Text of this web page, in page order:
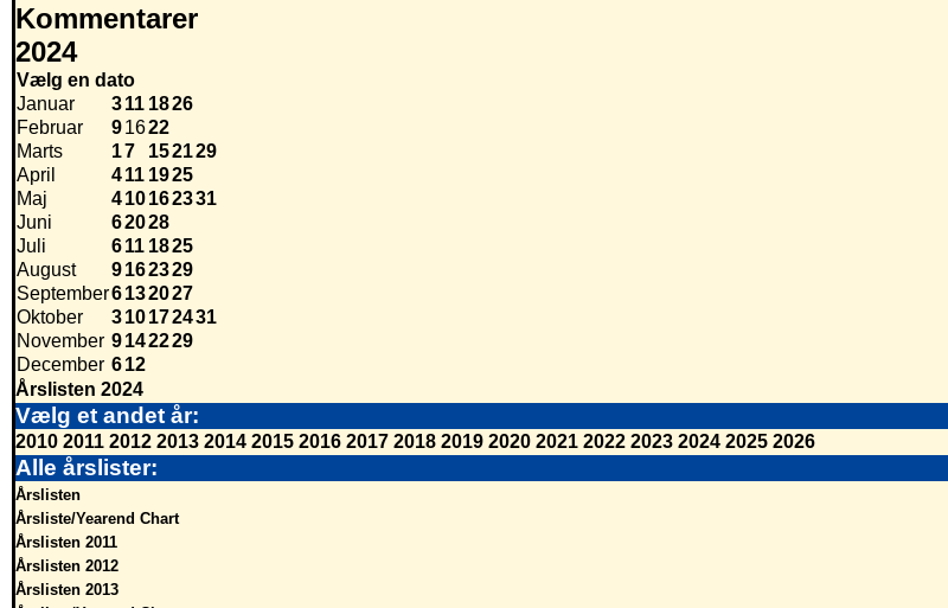
Kommentarer
2024
Vælg en dato
Januar
311 1826
Februar
91622
Marts
17 152129
April
411 1925
Maj
410162331
Juni
62028
Juli
611 1825
August
9162329
September6132027
Oktober
310172431
November 9142229
December 612
Årslisten 2024
Vælg et andet år:
2010 2011 2012 2013 2014 2015 2016 2017 2018 2019 2020 2021 2022 2023 2024 2025 2026
Alle årslister:
Årslisten
Årsliste/Yearend Chart
Årslisten 2011
Årslisten 2012
Årslisten 2013